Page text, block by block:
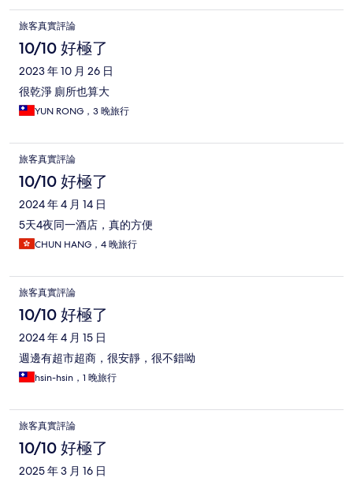
旅客真實評論
10/10 好極了
2023 年 10 月 26 日
很乾淨 廁所也算大
YUN RONG，3 晚旅行
旅客真實評論
10/10 好極了
2024 年 4 月 14 日
5天4夜同一酒店，真的方便
CHUN HANG，4 晚旅行
旅客真實評論
10/10 好極了
2024 年 4 月 15 日
週邊有超市超商，很安靜，很不錯呦
hsin-hsin，1 晚旅行
旅客真實評論
10/10 好極了
2025 年 3 月 16 日